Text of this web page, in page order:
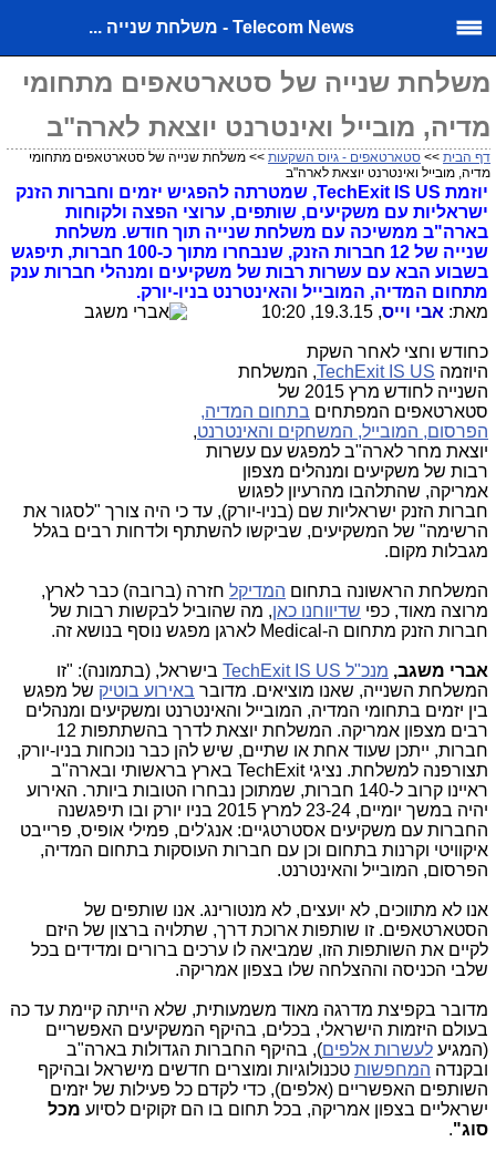
Telecom News - משלחת שנייה ...
משלחת שנייה של סטארטאפים מתחומי
מדיה, מובייל ואינטרנט יוצאת לארה"ב
דף הבית >> סטארטאפים - גיוס השקעות >> משלחת שנייה של סטארטאפים מתחומי
מדיה, מובייל ואינטרנט יוצאת לארה"ב
יוזמת TechExit IS US, שמטרתה להפגיש יזמים וחברות הזנק
ישראליות עם משקיעים, שותפים, ערוצי הפצה ולקוחות
בארה"ב ממשיכה עם משלחת שנייה תוך חודש. משלחת
שנייה של 12 חברות הזנק, שנבחרו מתוך כ-100 חברות, תיפגש
בשבוע הבא עם עשרות רבות של משקיעים ומנהלי חברות ענק
מתחום המדיה, המובייל והאינטרנט בניו-יורק.
מאת: אבי וייס, 19.3.15, 10:20
כחודש וחצי לאחר השקת
היוזמה TechExit IS US, המשלחת
השנייה לחודש מרץ 2015 של
סטארטאפים המפתחים בתחום המדיה,
הפרסום, המובייל, המשחקים והאינטרנט,
יוצאת מחר לארה"ב למפגש עם עשרות
רבות של משקיעים ומנהלים מצפון
אמריקה, שהתלהבו מהרעיון לפגוש
חברות הזנק ישראליות שם (בניו-יורק), עד כי היה צורך "לסגור את
הרשימה" של המשקיעים, שביקשו להשתתף ולדחות רבים בגלל
מגבלות מקום.
המשלחת הראשונה בתחום המדיקל חזרה (ברובה) כבר לארץ,
מרוצה מאוד, כפי שדיווחנו כאן, מה שהוביל לבקשות רבות של
חברות הזנק מתחום ה-Medical לארגן מפגש נוסף בנושא זה.
אברי משגב, מנכ"ל TechExit IS US בישראל, (בתמונה): "זו
המשלחת השנייה, שאנו מוציאים. מדובר באירוע בוטיק של מפגש
בין יזמים בתחומי המדיה, המובייל והאינטרנט ומשקיעים ומנהלים
רבים מצפון אמריקה. המשלחת יוצאת לדרך בהשתתפות 12
חברות, ייתכן שעוד אחת או שתיים, שיש להן כבר נוכחות בניו-יורק,
תצורפנה למשלחת. נציגי TechExit בארץ בראשותי ובארה"ב
ראיינו קרוב ל-140 חברות, שמתוכן נבחרו הטובות ביותר. האירוע
יהיה במשך יומיים, 23-24 למרץ 2015 בניו יורק ובו תיפגשנה
החברות עם משקיעים אסטרטגיים: אנג'לים, פמילי אופיס, פרייבט
איקוויטי וקרנות בתחום וכן עם חברות העוסקות בתחום המדיה,
הפרסום, המובייל והאינטרנט.
אנו לא מתווכים, לא יועצים, לא מנטורינג. אנו שותפים של
הסטארטאפים. זו שותפות ארוכת דרך, שתלויה ברצון של היזם
לקיים את השותפות הזו, שמביאה לו ערכים ברורים ומדידים בכל
שלבי הכניסה וההצלחה שלו בצפון אמריקה.
מדובר בקפיצת מדרגה מאוד משמעותית, שלא הייתה קיימת עד כה
בעולם היזמות הישראלי, בכלים, בהיקף המשקיעים האפשריים
(המגיע לעשרות אלפים), בהיקף החברות הגדולות בארה"ב
ובקנדה המחפשות טכנולוגיות ומוצרים חדשים מישראל ובהיקף
השותפים האפשריים (אלפים), כדי לקדם כל פעילות של יזמים
ישראליים בצפון אמריקה, בכל תחום בו הם זקוקים לסיוע מכל
סוג".